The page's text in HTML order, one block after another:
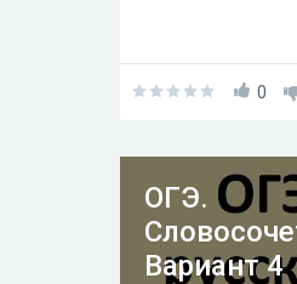
0
ОГЭ.
Вариант 4